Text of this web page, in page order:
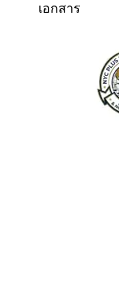
เอกสาร